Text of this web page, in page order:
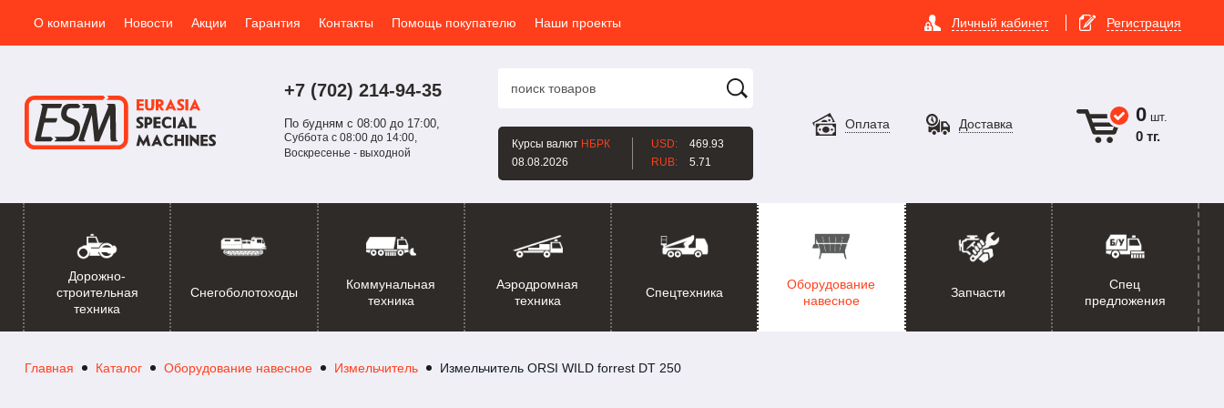
О компании Новости Акции Гарантия Контакты Помощь покупателю Наши проекты Личный кабинет Регистрация
+7 (702) 214-94-35
По будням с 08:00 до 17:00,
Суббота с 08:00 до 14:00,
Воскресенье - выходной
Курсы валют НБРК
08.08.2026
USD:
469.93
RUB:
5.71
Оплата Доставка 0 шт.
0 тг.
Дорожно-
строительная
техника
Снегоболотоходы
Коммунальная
техника
Аэродромная
техника
Спецтехника
Оборудование
навесное
Запчасти
Спец
предложения
Главная Каталог Оборудование навесное Измельчитель Измельчитель ORSI WILD forrest DT 250